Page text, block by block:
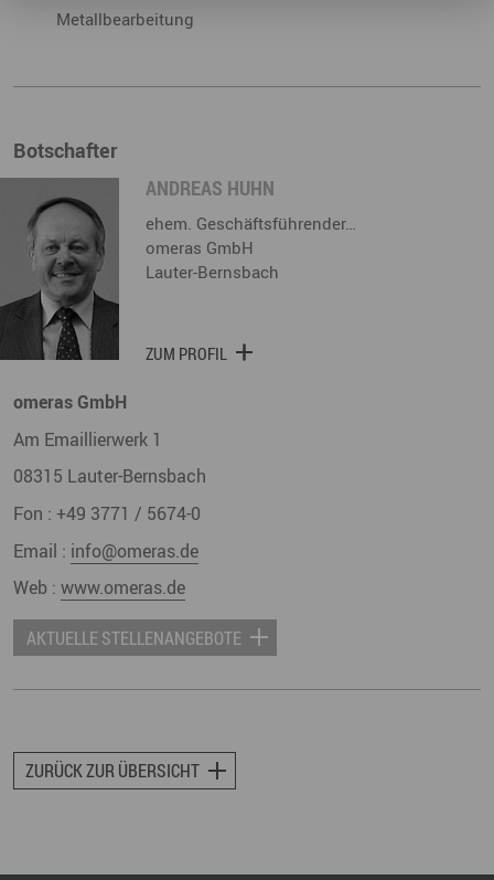
Metallbearbeitung
Botschafter
ANDREAS HUHN
ehem. Geschäftsführender…
omeras GmbH
Lauter-Bernsbach
ZUM PROFIL
omeras GmbH
Am Emaillierwerk 1
08315 Lauter-Bernsbach
Fon : +49 3771 / 5674-0
Email : info@omeras.de
Web : www.omeras.de
AKTUELLE STELLENANGEBOTE
ZURÜCK ZUR ÜBERSICHT